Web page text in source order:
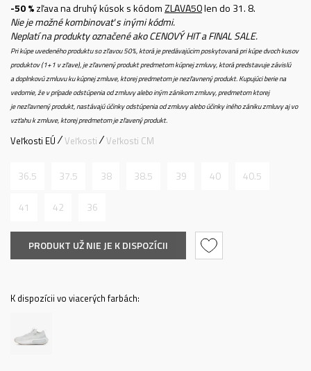
-50 %zľava na druhý kúsok s kódomZLAVA50len do 31. 8.
Nie je možné kombinovať s inými kódmi.
Neplatí na produkty označené ako CENOVÝ HIT a FINAL SALE.
Pri kúpe uvedeného produktu so zľavou 50%, ktorá je predávajúcim poskytovaná pri kúpe dvoch kusov
produktov (1+1 v zľave), je zľavnený produkt predmetom kúpnej zmluvy, ktorá predstavuje závislú
a doplnkovú zmluvu ku kúpnej zmluve, ktorej predmetom je nezľavnený produkt. Kupujúci berie na
vedomie, že v prípade odstúpenia od zmluvy alebo iným zánikom zmluvy, predmetom ktorej
je nezľavnený produkt, nastávajú účinky odstúpenia od zmluvy alebo účinky iného zániku zmluvy aj vo
vzťahu k zmluve, ktorej predmetom je zľavený produkt.
Veľkosti EÚ Veľkosti Veľkosti CM
36.5 37.5 38 38.5 39 40 40.5
41 42 36
PRODUKT UŽ NIE JE K DISPOZÍCII
K dispozícii vo viacerých farbách: